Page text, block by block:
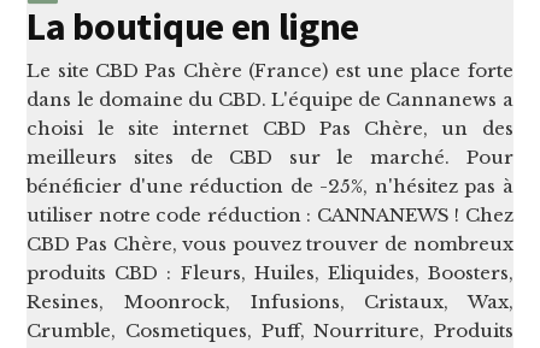
La boutique en ligne
Le site CBD Pas Chère (France) est une place forte
dans le domaine du CBD. L'équipe de Cannanews a
choisi le site internet CBD Pas Chère, un des
meilleurs sites de CBD sur le marché. Pour
bénéficier d'une réduction de -25%, n'hésitez pas à
utiliser notre code réduction : CANNANEWS ! Chez
CBD Pas Chère, vous pouvez trouver de nombreux
produits CBD : Fleurs, Huiles, Eliquides, Boosters,
Resines, Moonrock, Infusions, Cristaux, Wax,
Crumble, Cosmetiques, Puff, Nourriture, Produits